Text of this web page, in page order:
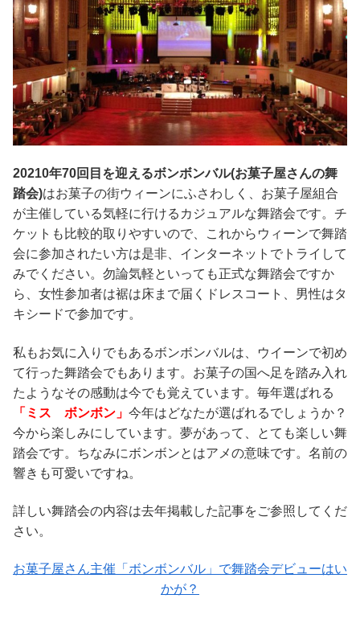
20210年70回目を迎えるボンボンバル(お菓子屋さんの舞
踏会)はお菓子の街ウィーンにふさわしく、お菓子屋組合
が主催している気軽に行けるカジュアルな舞踏会です。チ
ケットも比較的取りやすいので、これからウィーンで舞踏
会に参加されたい方は是非、インターネットでトライして
みでください。勿論気軽といっても正式な舞踏会ですか
ら、女性参加者は裾は床まで届くドレスコート、男性はタ
キシードで参加です。
私もお気に入りでもあるボンボンバルは、ウイーンで初め
て行った舞踏会でもあります。お菓子の国へ足を踏み入れ
たようなその感動は今でも覚えています。毎年選ばれる
「ミス ボンボン」 今年はどなたが選ばれるでしょうか？
今から楽しみにしています。 夢があって、とても楽しい舞
踏会です。ちなみにボンボンとはアメの意味です。名前の
響きも可愛いですね。
詳しい舞踏会の内容は去年掲載した記事をご参照してくだ
さい。
お菓子屋さん主催「ボンボンバル」で舞踏会デビューはい
かが？